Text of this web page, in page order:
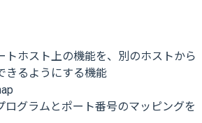
トホスト上の機能を、別のホストから
きるようにする機能
ログラムとポート番号のマッピングを